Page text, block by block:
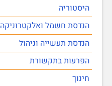
היסטוריה
הנדסת חשמל ואלקטרוניקה
הנדסת תעשייה וניהול
הפרעות בתקשורת
חינוך